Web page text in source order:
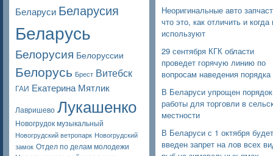
Беларуси Беларусия
Беларусь
Белорусия Белоруссии
Белорусь Брест Витебск
ГАИ Екатерина Мятлик
Лавришево Лукашенко
Новогрудок музыкальный
Новогрудский ветропарк Новогрудский
замок Отдел по делам молодежи
Неоригинальные авто
что это, как отличить и когда
используют
29 сентября КГК области
проведет горячую линию по
вопросам наведения порядка
В Беларуси упрощен порядок
работы для торговли в
местности
В Беларуси с 1 октября будет
введен запрет на лов всех